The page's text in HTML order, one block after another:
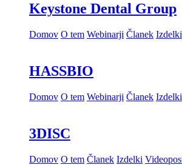
Keystone Dental Group
Domov O tem Webinarji Članek Izdelki
HASSBIO
Domov O tem Webinarji Članek Izdelki
3DISC
Domov O tem Članek Izdelki